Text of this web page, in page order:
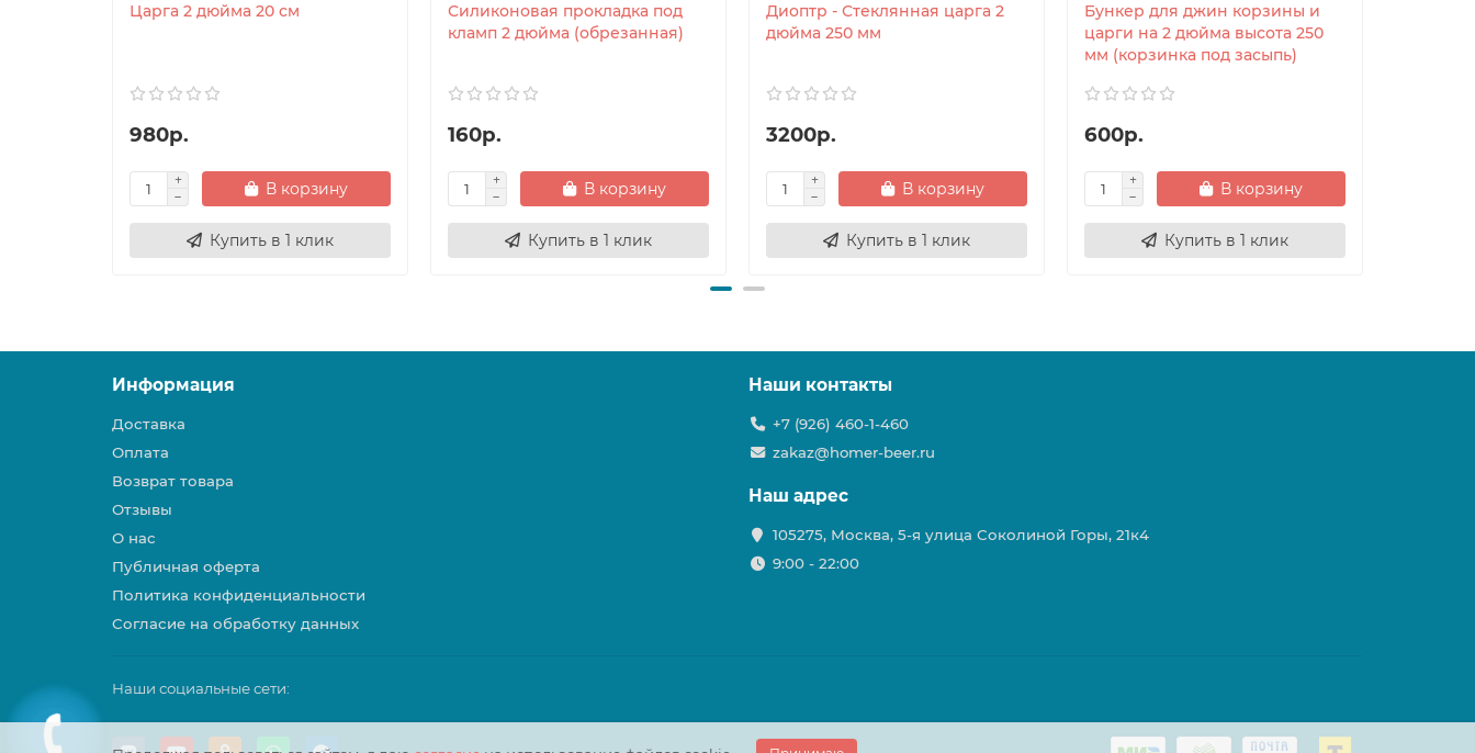
Царга 2 дюйма 20 см
980р.
В корзину
Купить в 1 клик
Силиконовая прокладка под
кламп 2 дюйма (обрезанная)
160р.
В корзину
Купить в 1 клик
Диоптр - Стеклянная царга 2
дюйма 250 мм
3200р.
В корзину
Купить в 1 клик
Бункер для джин корзины и
царги на 2 дюйма высота 250
мм (корзинка под засыпь)
600р.
В корзину
Купить в 1 клик
Информация
Доставка
Оплата
Возврат товара
Отзывы
О нас
Публичная оферта
Политика конфиденциальности
Согласие на обработку данных
Наши контакты
+7 (926) 460-1-460
zakaz@homer-beer.ru
Наш адрес
105275, Москва, 5-я улица Соколиной Горы, 21к4
9:00 - 22:00
Наши социальные сети: